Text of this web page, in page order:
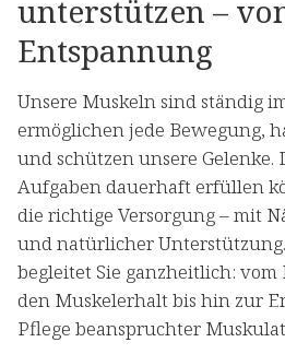
unterstützen –
Entspannung
Unsere Muskeln sind ständig
ermöglichen jede Bewegung,
und schützen unsere Gelenke.
Aufgaben dauerhaft erfüllen
die richtige Versorgung – mit
und natürlicher
begleitet Sie ganzheitlich:
den Muskelerhalt bis hin zur
Pflege beanspruchter